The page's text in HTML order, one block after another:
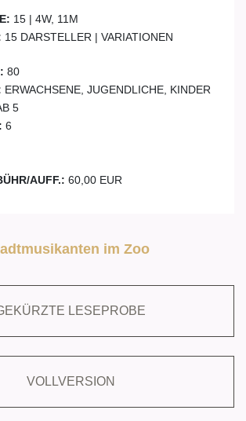
15 | 4W, 11M
15 DARSTELLER | VARIATIONEN
80
ERWACHSENE, JUGENDLICHE, KINDER
5
6
AUFF.: 60,00 EUR
im Zoo
LESEPROBE
VOLLVERSION